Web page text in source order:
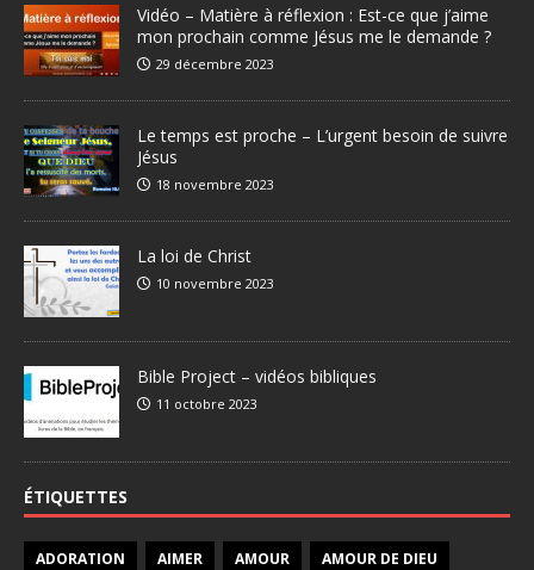
Vidéo – Matière à réflexion : Est-ce que j’aime
mon prochain comme Jésus me le demande ?
29 décembre 2023
Le temps est proche – L’urgent besoin de suivre
Jésus
18 novembre 2023
La loi de Christ
10 novembre 2023
Bible Project – vidéos bibliques
11 octobre 2023
ÉTIQUETTES
ADORATION AIMER AMOUR AMOUR DE DIEU